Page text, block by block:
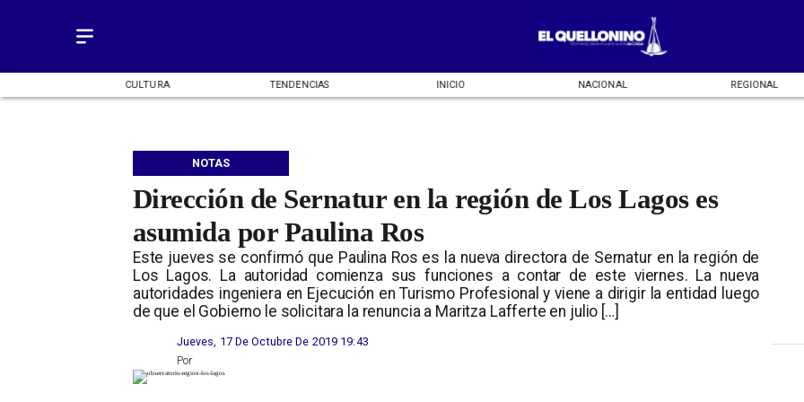
CULTURA TENDENCIAS INICIO NACIONAL REGIONAL
Dirección de Sernatur en la región de Los Lagos es
asumida por Paulina Ros
Este jueves se confirmó que Paulina Ros es la nueva directora de Sernatur en la región de
Los Lagos. La autoridad comienza sus funciones a contar de este viernes. La nueva
autoridades ingeniera en Ejecución en Turismo Profesional y viene a dirigir la entidad luego
de que el Gobierno le solicitara la renuncia a Maritza Lafferte en julio […]
NOTAS
Jueves, 17 De Octubre De 2019 19:43
Por